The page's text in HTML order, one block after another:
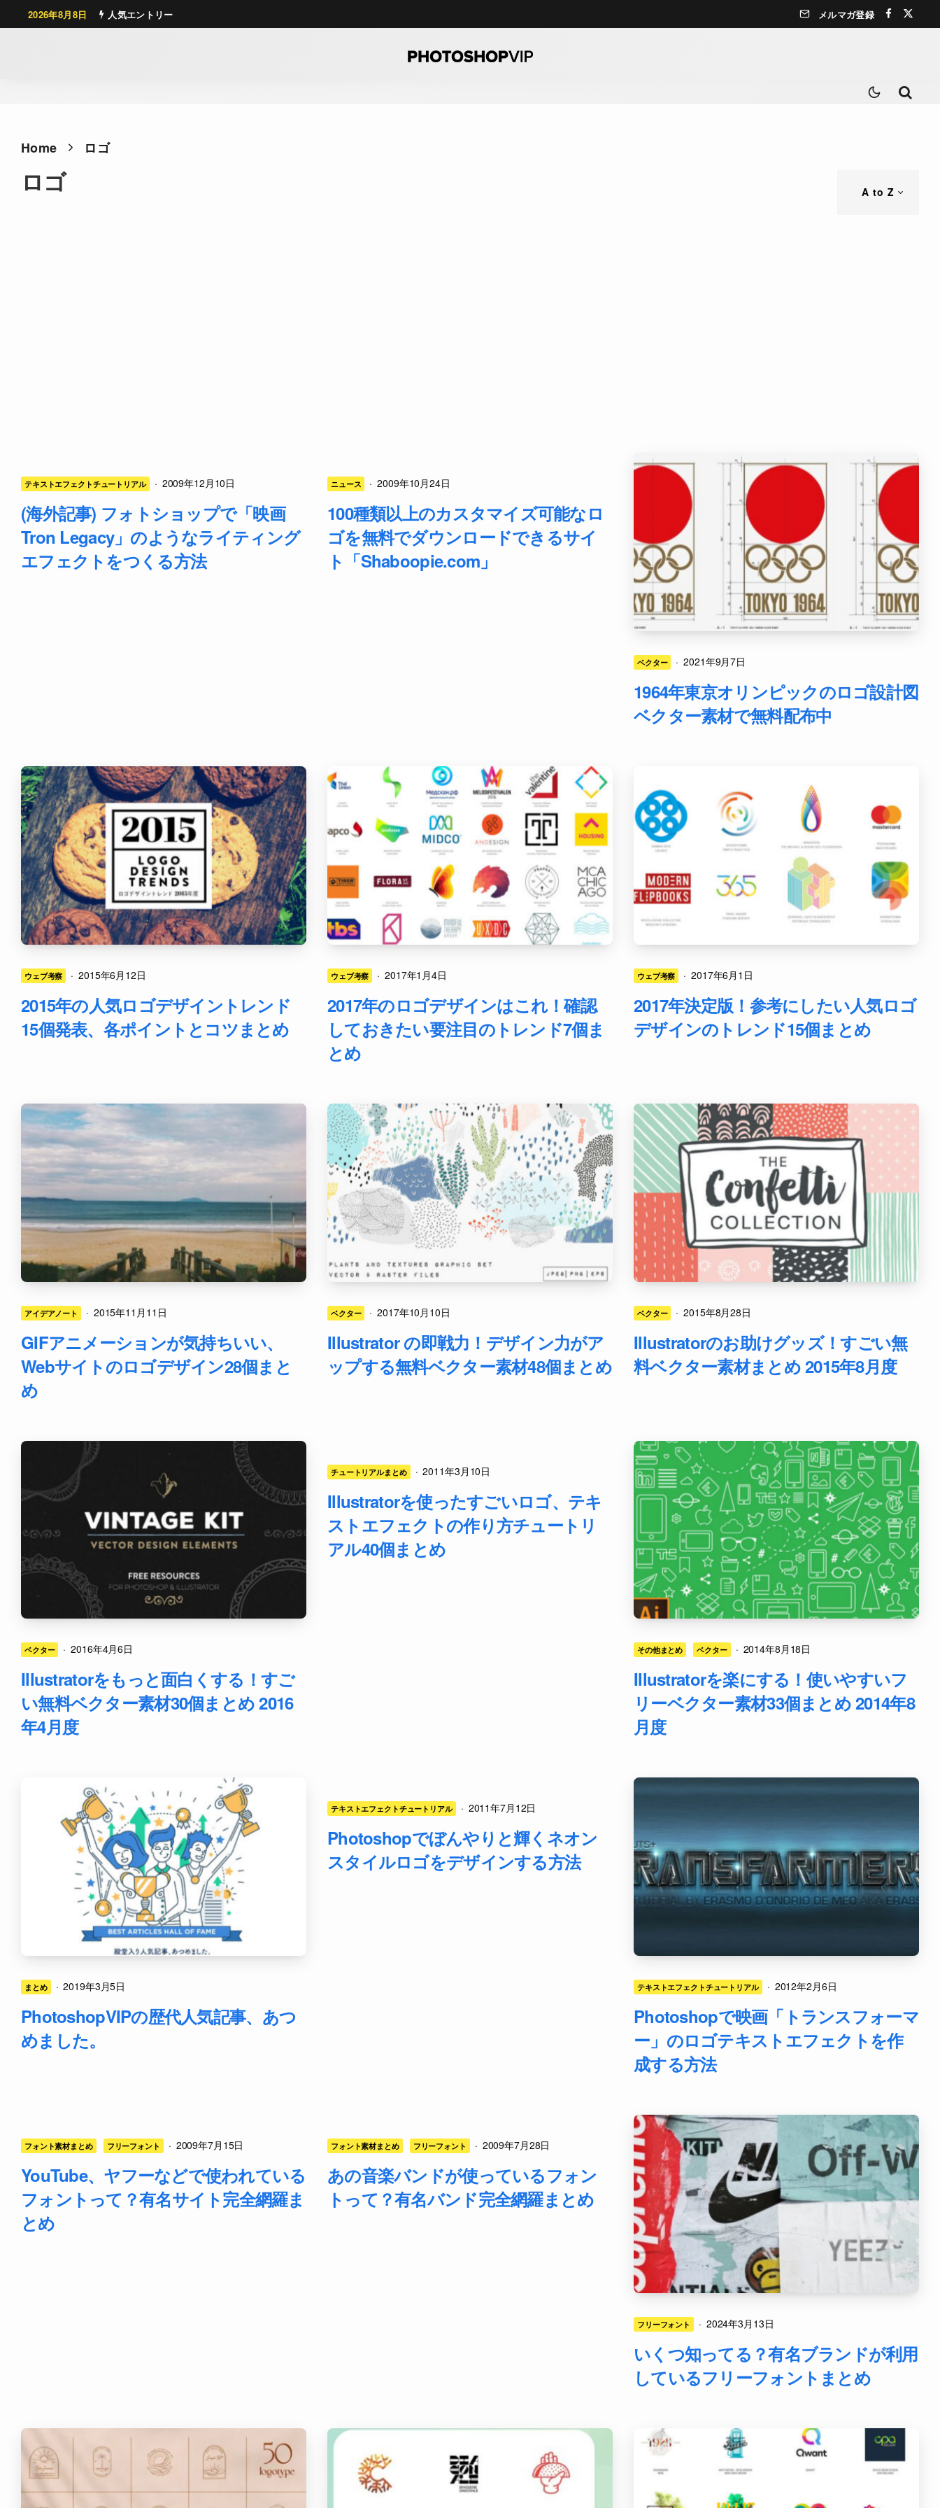
2026年8月8日 人気エントリー メルマガ登録
Home ロゴ
A to Z
ロゴ
テキストエフェクトチュートリアル · 2009年12月10日
(海外記事) フォトショップで「映画
Tron Legacy」のようなライティング
エフェクトをつくる方法
ニュース · 2009年10月24日
100種類以上のカスタマイズ可能なロ
ゴを無料でダウンロードできるサイ
ト「Shaboopie.com」
ベクター · 2021年9月7日
1964年東京オリンピックのロゴ設計図
ベクター素材で無料配布中
ウェブ考察 · 2015年6月12日
2015年の人気ロゴデザイントレンド
15個発表、各ポイントとコツまとめ
ウェブ考察 · 2017年1月4日
2017年のロゴデザインはこれ！確認
しておきたい要注目のトレンド7個ま
とめ
ウェブ考察 · 2017年6月1日
2017年決定版！参考にしたい人気ロゴ
デザインのトレンド15個まとめ
アイデアノート · 2015年11月11日
GIFアニメーションが気持ちいい、
Webサイトのロゴデザイン28個まと
め
ベクター · 2017年10月10日
Illustrator の即戦力！デザイン力がア
ップする無料ベクター素材48個まとめ
ベクター · 2015年8月28日
Illustratorのお助けグッズ！すごい無
料ベクター素材まとめ 2015年8月度
ベクター · 2016年4月6日
Illustratorをもっと面白くする！すご
い無料ベクター素材30個まとめ 2016
年4月度
チュートリアルまとめ · 2011年3月10日
Illustratorを使ったすごいロゴ、テキ
ストエフェクトの作り方チュートリ
アル40個まとめ
その他まとめ ベクター · 2014年8月18日
Illustratorを楽にする！使いやすいフ
リーベクター素材33個まとめ 2014年8
月度
まとめ · 2019年3月5日
PhotoshopVIPの歴代人気記事、あつ
めました。
テキストエフェクトチュートリアル · 2011年7月12日
Photoshopでぼんやりと輝くネオン
スタイルロゴをデザインする方法
テキストエフェクトチュートリアル · 2012年2月6日
Photoshopで映画「トランスフォーマ
ー」のロゴテキストエフェクトを作
成する方法
フォント素材まとめ フリーフォント · 2009年7月15日
YouTube、ヤフーなどで使われている
フォントって？有名サイト完全網羅ま
とめ
フォント素材まとめ フリーフォント · 2009年7月28日
あの音楽バンドが使っているフォン
トって？有名バンド完全網羅まとめ
フリーフォント · 2024年3月13日
いくつ知ってる？有名ブランドが利用
しているフリーフォントまとめ